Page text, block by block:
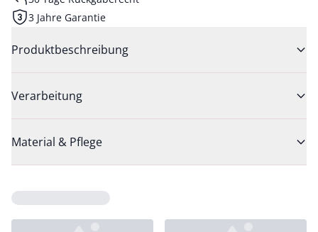
3 Jahre Garantie
Produktbeschreibung
Verarbeitung
Material & Pflege